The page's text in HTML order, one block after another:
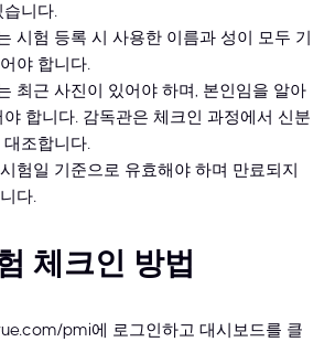
습니다.
시험 등록 시 사용한 이름과 성이 모두 기
야 합니다.
최근 사진이 있어야 하며, 본인임을 알아
야 합니다. 감독관은 체크인 과정에서 신분
조합니다.
험일 기준으로 유효해야 하며 만료되지
다.
체크인 방법
pmi에 로그인하고 대시보드를 클
알고 있습니까
는 원격으로 질문에
험에서?